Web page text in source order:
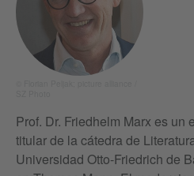
Prof. Dr. Friedhelm Marx es un
titular de la cátedra de
Universidad Otto-Friedrich de